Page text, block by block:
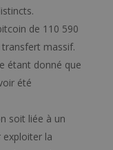
de 110 590
transfert massif.
étant donné que
été
soit liée à un
la